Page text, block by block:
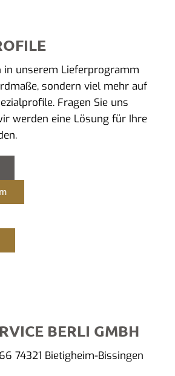
in unserem Lieferprogramm
sondern viel mehr auf
Fragen Sie uns
werden eine Lösung für Ihre
BERLI GMBH
74321 Bietigheim-Bissingen